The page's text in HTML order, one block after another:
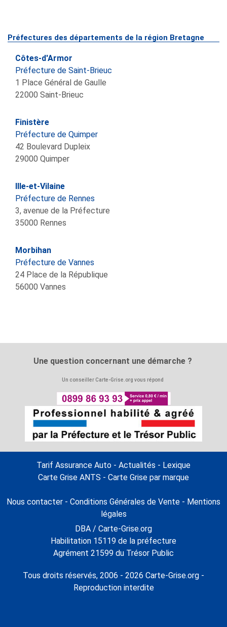
Préfectures des départements de la région Bretagne
Côtes-d'Armor
Préfecture de Saint-Brieuc
1 Place Général de Gaulle
22000 Saint-Brieuc
Finistère
Préfecture de Quimper
42 Boulevard Dupleix
29000 Quimper
Ille-et-Vilaine
Préfecture de Rennes
3, avenue de la Préfecture
35000 Rennes
Morbihan
Préfecture de Vannes
24 Place de la République
56000 Vannes
Une question concernant une démarche ?
Un conseiller Carte-Grise.org vous répond
Tarif Assurance Auto - Actualités - Lexique
Carte Grise ANTS - Carte Grise par marque
Nous contacter - Conditions Générales de Vente - Mentions
légales
DBA / Carte-Grise.org
Habilitation 15119 de la préfecture
Agrément 21599 du Trésor Public
Tous droits réservés, 2006 - 2026 Carte-Grise.org -
Reproduction interdite